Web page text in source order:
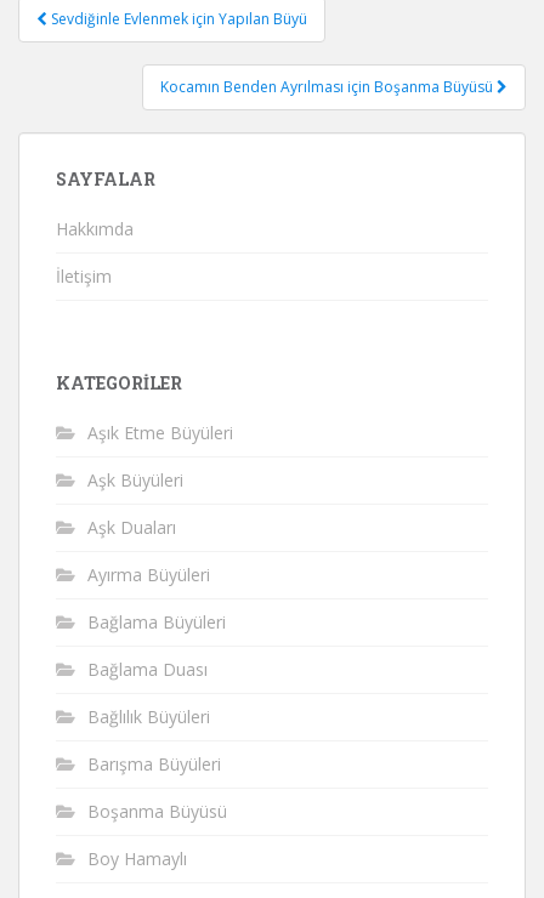
Yazı
gezinmesi
Sevdiğinle Evlenmek için Yapılan Büyü
Kocamın Benden Ayrılması için Boşanma Büyüsü
SAYFALAR
Hakkımda
İletişim
KATEGORILER
Aşık Etme Büyüleri
Aşk Büyüleri
Aşk Duaları
Ayırma Büyüleri
Bağlama Büyüleri
Bağlama Duası
Bağlılık Büyüleri
Barışma Büyüleri
Boşanma Büyüsü
Boy Hamaylı